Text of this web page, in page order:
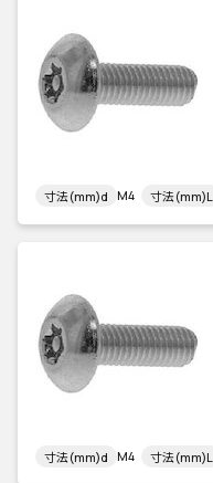
寸法(mm)d M4 寸法(mm)L
寸法(mm)d M4 寸法(mm)L